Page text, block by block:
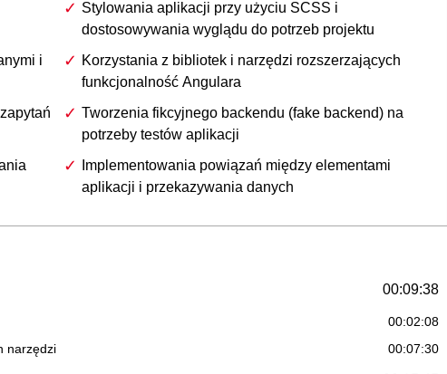
i
Stylowania aplikacji przy użyciu SCSS i
dostosowywania wyglądu do potrzeb projektu
Korzystania z bibliotek i narzędzi rozszerzających
funkcjonalność Angulara
Tworzenia fikcyjnego backendu (fake backend) na
potrzeby testów aplikacji
Implementowania powiązań między elementami
aplikacji i przekazywania danych
00:09:38
00:02:08
narzędzi
00:07:30